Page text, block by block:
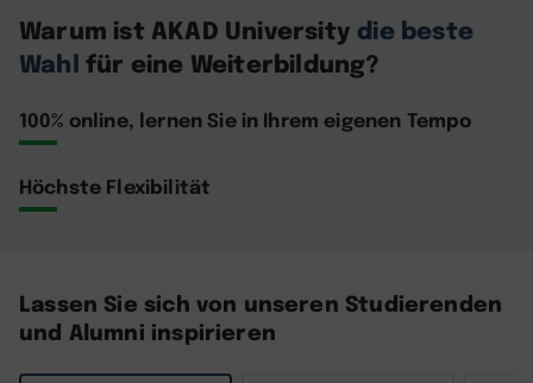
Warum ist AKAD Universitydie beste
Wahl für eine Weiterbildung?
100% online, lernen Sie in Ihrem eigenen Tempo
Höchste Flexibilität
Lassen Sie sich von unseren Studierenden
und Alumni inspirieren